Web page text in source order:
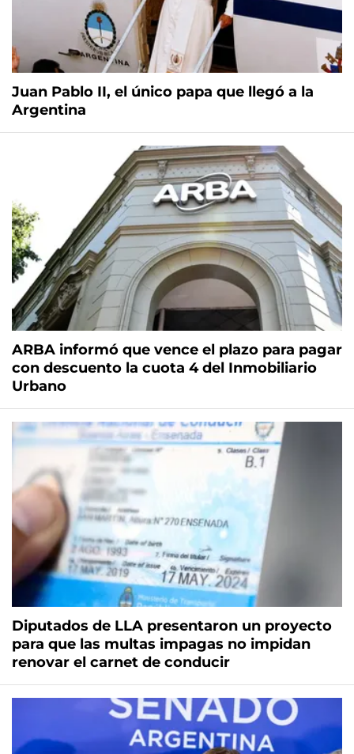
Juan Pablo II, el único papa que llegó a la
Argentina
ARBA informó que vence el plazo para pagar
con descuento la cuota 4 del Inmobiliario
Urbano
Diputados de LLA presentaron un proyecto
para que las multas impagas no impidan
renovar el carnet de conducir